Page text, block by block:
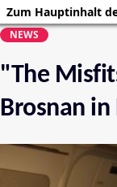
Zum Hauptinhalt
NEWS
"The
Brosnan